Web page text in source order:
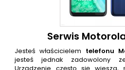
Serwis
Jesteś właścicielem telefonu
jesteś jednak zadowolony